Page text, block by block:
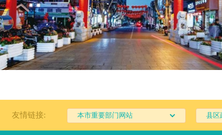
友情链接: 本市重要部门网站 县区